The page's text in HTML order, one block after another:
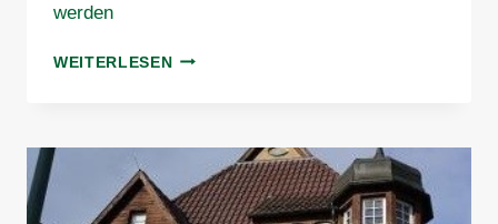
werden
WEITERLESENMITGLIED